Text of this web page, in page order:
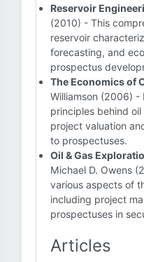
Reservoir
(2010) - This
reservoir
forecasting, and
prospectus
The Economics of
Williamson (2006) -
principles behind
project valuation
to prospectuses.
Oil & Gas
Michael D. Owens
various aspects of
including project
prospectuses in
Articles